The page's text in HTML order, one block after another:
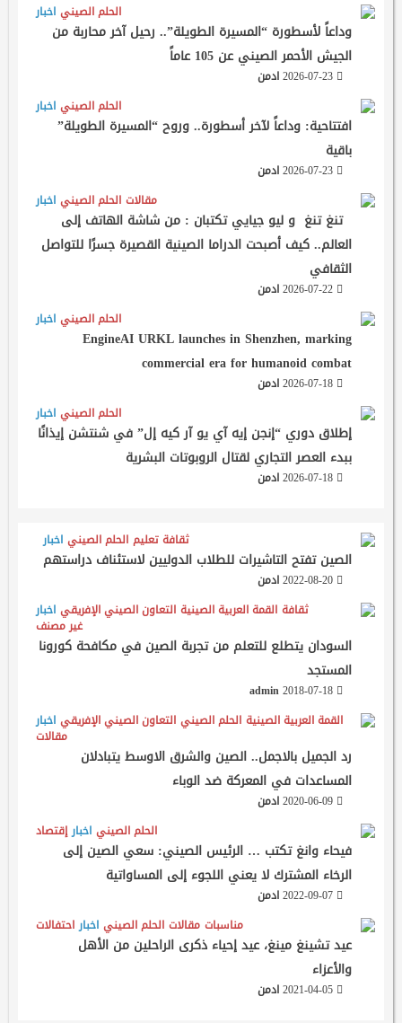
اخبار الحلم الصيني
وداعاً لأسطورة “المسيرة الطويلة”.. رحيل آخر محاربة من
الجيش الأحمر الصيني عن 105 عاماً
ادمن
اخبار الحلم الصيني
افتتاحية: وداعاً لآخر أسطورة.. وروح “المسيرة الطويلة”
باقية
ادمن
اخبار الحلم الصيني مقالات
تنغ تنغ و ليو جيايي تكتبان : من شاشة الهاتف إلى
العالم.. كيف أصبحت الدراما الصينية القصيرة جسرًا للتواصل
الثقافي
ادمن
اخبار الحلم الصيني
EngineAI URKL launches in Shenzhen, marking
commercial era for humanoid combat
ادمن
اخبار الحلم الصيني
إطلاق دوري “إنجن إيه آي يو آر كيه إل” في شنتشن إيذانًا
ببدء العصر التجاري لقتال الروبوتات البشرية
ادمن
اخبار الحلم الصيني تعليم ثقافة
الصين تفتح التاشيرات للطلاب الدوليين لاستئناف دراستهم
ادمن
اخبار التعاون الصيني الإفريقي القمة العربية الصينية ثقافة
غير مصنف
السودان يتطلع للتعلم من تجربة الصين في مكافحة كورونا
المستجد
admin
اخبار التعاون الصيني الإفريقي الحلم الصيني القمة العربية الصينية
مقالات
رد الجميل بالاجمل.. الصين والشرق الاوسط يتبادلان
المساعدات في المعركة ضد الوباء
ادمن
إقتصاد اخبار الحلم الصيني
فيحاء وانغ تكتب … الرئيس الصيني: سعي الصين إلى
الرخاء المشترك لا يعني اللجوء إلى المساواتية
ادمن
احتفالات اخبار الحلم الصيني مقالات مناسبات
عيد تشينغ مينغ، عيد إحياء ذكرى الراحلين من الأهل
والأعزاء
ادمن